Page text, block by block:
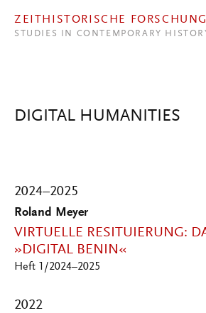
ZEITHISTORISCHE
STUDIES IN CONTEMPORARY
DIGITAL HUMANITIES
2024–2025
Roland Meyer
VIRTUELLE RESITUIERUNG:
»DIGITAL BENIN«
Heft 1/2024–2025
2022